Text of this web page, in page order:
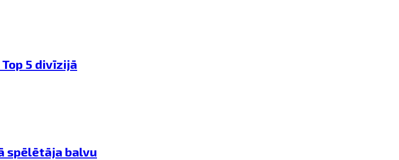
5 divīzijā
spēlētāja balvu